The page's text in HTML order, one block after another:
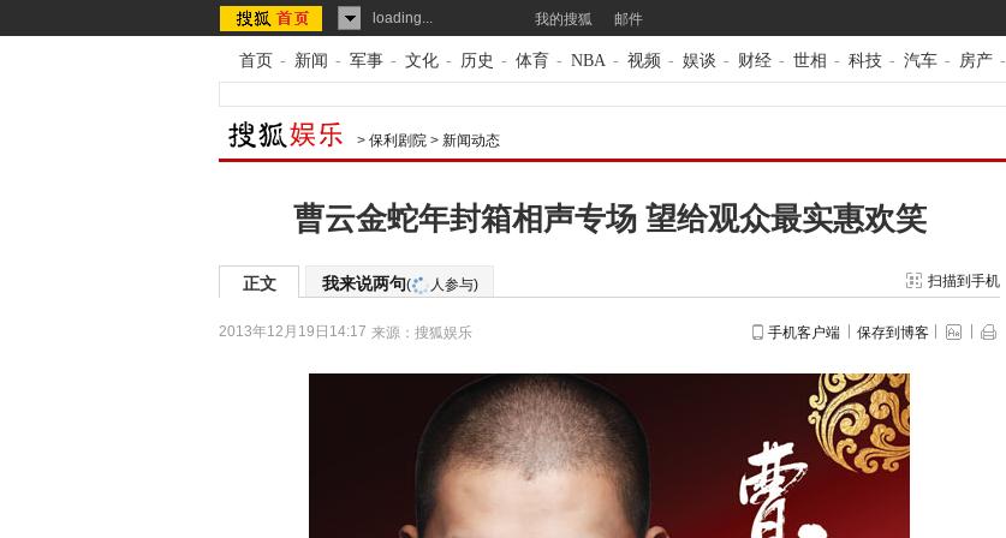
loading... 我的搜狐 邮件
首页 - 新闻 - 军事 - 文化 - 历史 - 体育 - NBA - 视频 - 娱谈 - 财经 - 世相 - 科技 - 汽车 - 房产 -
> 保利剧院 > 新闻动态
曹云金蛇年封箱相声专场 望给观众最实惠欢笑
正文 我来说两句( 人参与) 扫描到手机
2013年12月19日14:17 来源： 搜狐娱乐 手机客户端 保存到博客